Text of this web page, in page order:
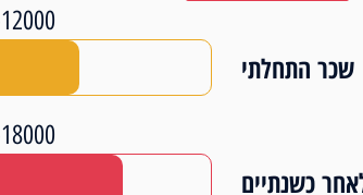
12000-₪10,000
שכר התחלתי
18000-₪12,000
כשנתיים